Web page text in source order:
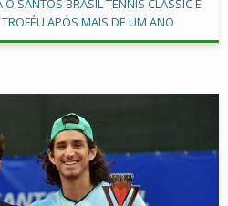
SANTOS BRASIL TENNIS CLASSIC E
APÓS MAIS DE UM ANO